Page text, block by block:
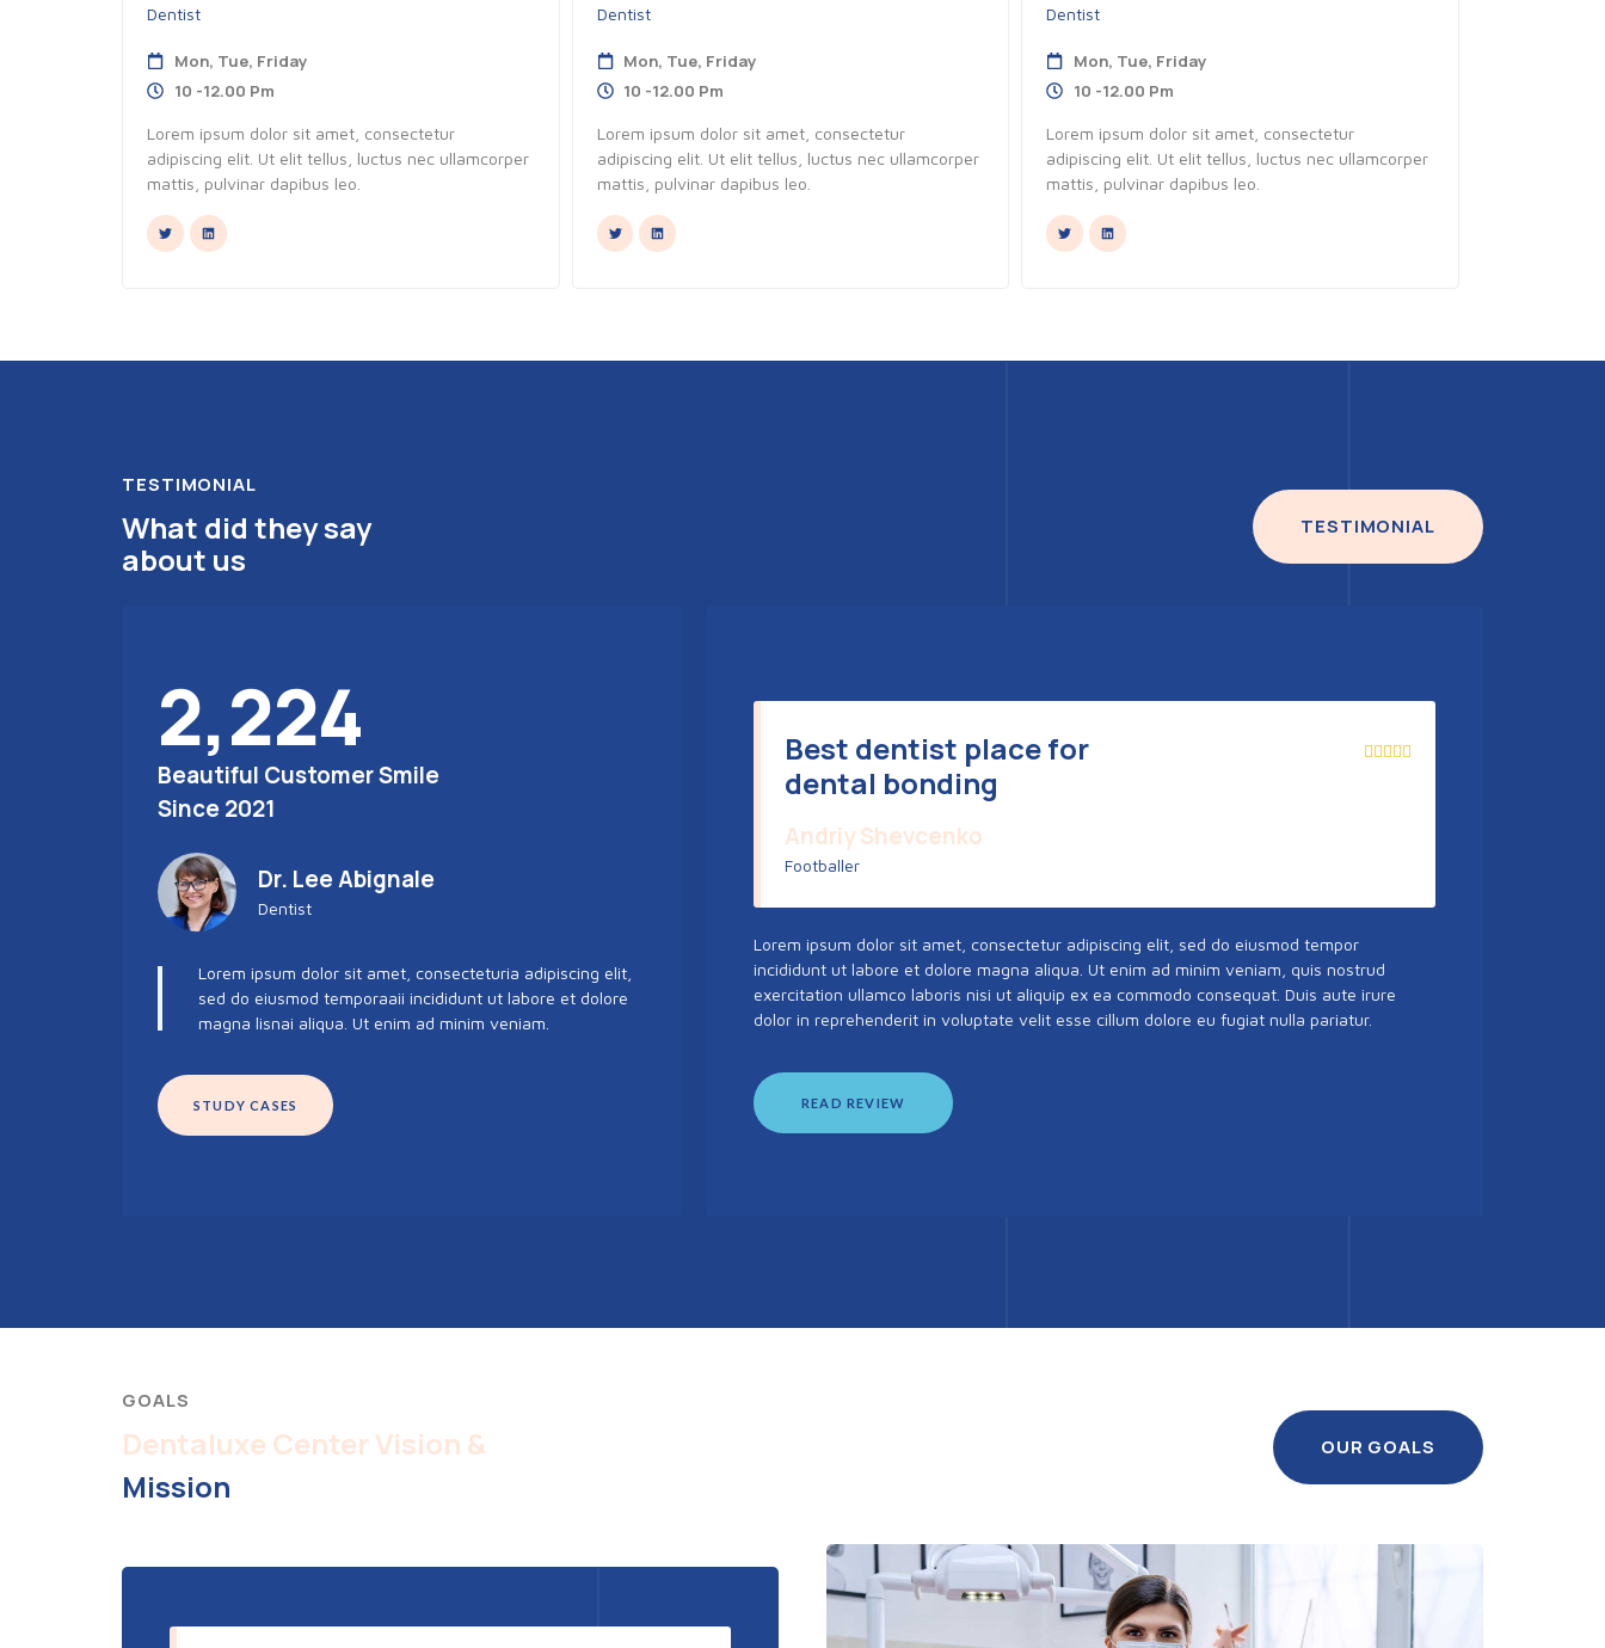
Dentist
Mon, Tue, Friday
10 -12.00 Pm
Lorem ipsum dolor sit amet, consectetur
adipiscing elit. Ut elit tellus, luctus nec ullamcorper
mattis, pulvinar dapibus leo.
Dentist
Mon, Tue, Friday
10 -12.00 Pm
Lorem ipsum dolor sit amet, consectetur
adipiscing elit. Ut elit tellus, luctus nec ullamcorper
mattis, pulvinar dapibus leo.
Dentist
Mon, Tue, Friday
10 -12.00 Pm
Lorem ipsum dolor sit amet, consectetur
adipiscing elit. Ut elit tellus, luctus nec ullamcorper
mattis, pulvinar dapibus leo.
TESTIMONIAL
What did they say
about us
TESTIMONIAL
2,225
Beautiful Customer Smile
Since 2021
Dr. Lee Abignale
Dentist
Lorem ipsum dolor sit amet, consecteturia adipiscing elit,
sed do eiusmod temporaaii incididunt ut labore et dolore
magna lisnai aliqua. Ut enim ad minim veniam.
STUDY CASES
Best dentist place for
dental bonding
Andriy Shevcenko
Footballer

Lorem ipsum dolor sit amet, consectetur adipiscing elit, sed do eiusmod tempor
incididunt ut labore et dolore magna aliqua. Ut enim ad minim veniam, quis nostrud
exercitation ullamco laboris nisi ut aliquip ex ea commodo consequat. Duis aute irure
dolor in reprehenderit in voluptate velit esse cillum dolore eu fugiat nulla pariatur.
READ REVIEW
GOALS
Dentaluxe Center Vision &
Mission
OUR GOALS